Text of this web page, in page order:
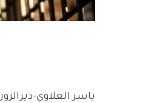
ياسر العلاوي-ديرالزور24